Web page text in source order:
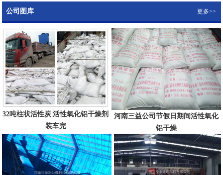
公司图库 更多>>
32吨柱状活性炭|活性氧化铝干燥剂
装车完
河南三益公司节假日期间活性氧化
铝干燥